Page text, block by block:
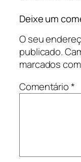
Deixe um
O seu
publicado.
marcados com
Comentário*